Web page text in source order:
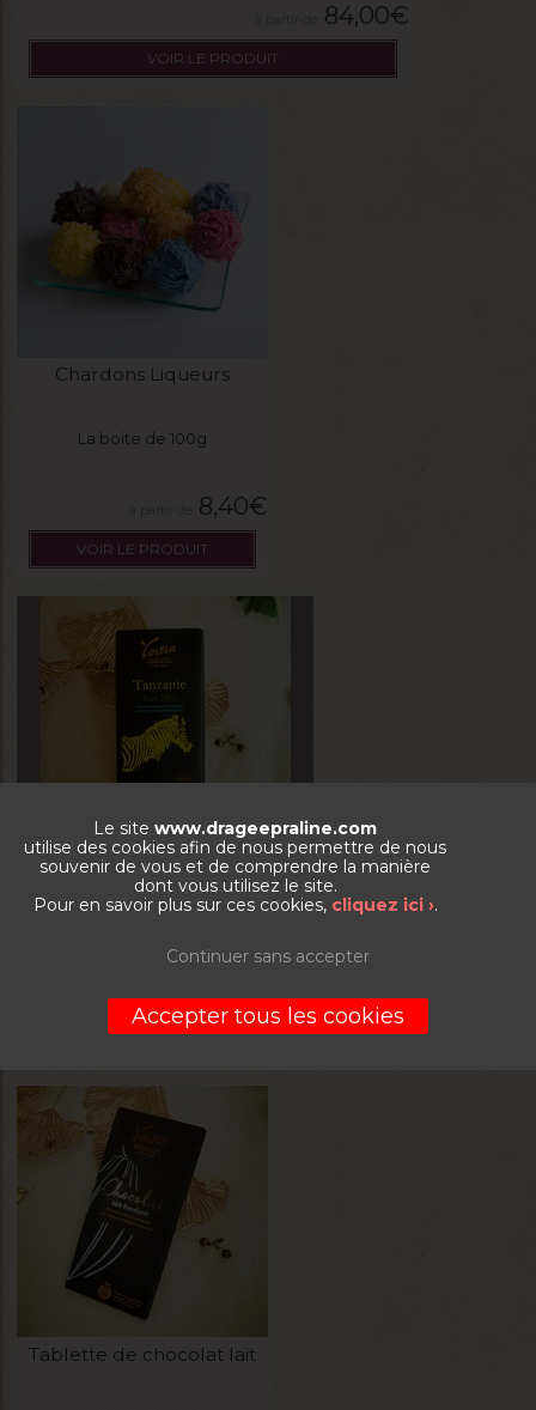
84,00€
VOIR LE PRODUIT
Chardons Liqueurs
La boite de 100g
8,40€
VOIR LE PRODUIT
Tablette chocolat 78% Tanzanie
6,00€
VOIR LE PRODUIT
Tablette de chocolat lait
Le site www.drageepraline.com
utilise des cookies afin de nous permettre de nous
souvenir de vous et de comprendre la manière
dont vous utilisez le site.
Pour en savoir plus sur ces cookies, cliquez ici ›.
Continuer sans accepter
Accepter tous les cookies